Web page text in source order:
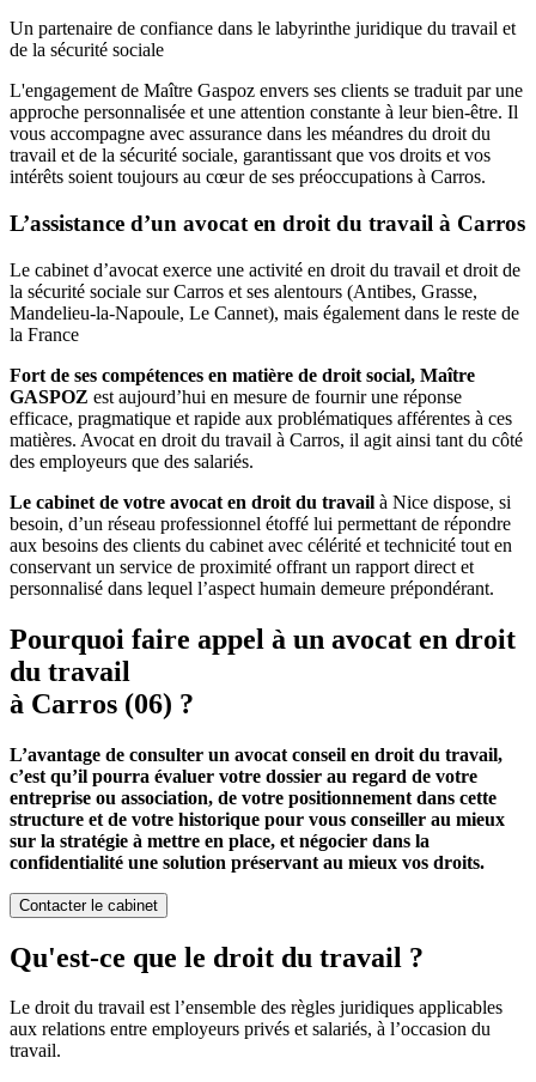
Un partenaire de confiance dans le labyrinthe juridique du travail et
de la sécurité sociale
L'engagement de Maître Gaspoz envers ses clients se traduit par une
approche personnalisée et une attention constante à leur bien-être. Il
vous accompagne avec assurance dans les méandres du droit du
travail et de la sécurité sociale, garantissant que vos droits et vos
intérêts soient toujours au cœur de ses préoccupations à Carros.
L’assistance d’un avocat en droit du travail à Carros
Le cabinet d’avocat exerce une activité en droit du travail et droit de
la sécurité sociale sur Carros et ses alentours (Antibes, Grasse,
Mandelieu-la-Napoule, Le Cannet), mais également dans le reste de
la France
Fort de ses compétences en matière de droit social, Maître
GASPOZ est aujourd’hui en mesure de fournir une réponse
efficace, pragmatique et rapide aux problématiques afférentes à ces
matières. Avocat en droit du travail à Carros, il agit ainsi tant du côté
des employeurs que des salariés.
Le cabinet de votre avocat en droit du travail à Nice dispose, si
besoin, d’un réseau professionnel étoffé lui permettant de répondre
aux besoins des clients du cabinet avec célérité et technicité tout en
conservant un service de proximité offrant un rapport direct et
personnalisé dans lequel l’aspect humain demeure prépondérant.
Pourquoi faire appel à un avocat en droit
du travail
à Carros (06) ?
L’avantage de consulter un avocat conseil en droit du travail,
c’est qu’il pourra évaluer votre dossier au regard de votre
entreprise ou association, de votre positionnement dans cette
structure et de votre historique pour vous conseiller au mieux
sur la stratégie à mettre en place, et négocier dans la
confidentialité une solution préservant au mieux vos droits.
Contacter le cabinet
Qu'est-ce que le droit du travail ?
Le droit du travail est l’ensemble des règles juridiques applicables
aux relations entre employeurs privés et salariés, à l’occasion du
travail.